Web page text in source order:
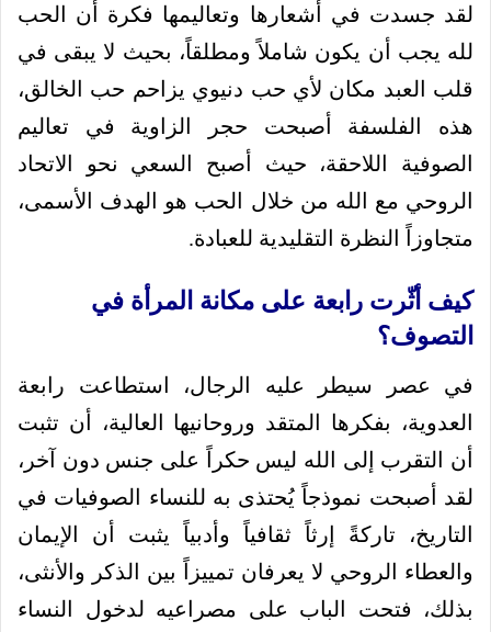
لقد جسدت في أشعارها وتعاليمها فكرة أن الحب
لله يجب أن يكون شاملاً ومطلقاً، بحيث لا يبقى في
قلب العبد مكان لأي حب دنيوي يزاحم حب الخالق،
هذه الفلسفة أصبحت حجر الزاوية في تعاليم
الصوفية اللاحقة، حيث أصبح السعي نحو الاتحاد
الروحي مع الله من خلال الحب هو الهدف الأسمى،
متجاوزاً النظرة التقليدية للعبادة.
كيف أثّرت رابعة على مكانة المرأة في
التصوف؟
في عصر سيطر عليه الرجال، استطاعت رابعة
العدوية، بفكرها المتقد وروحانيها العالية، أن تثبت
أن التقرب إلى الله ليس حكراً على جنس دون آخر،
لقد أصبحت نموذجاً يُحتذى به للنساء الصوفيات في
التاريخ، تاركةً إرثاً ثقافياً وأدبياً يثبت أن الإيمان
والعطاء الروحي لا يعرفان تمييزاً بين الذكر والأنثى،
بذلك، فتحت الباب على مصراعيه لدخول النساء